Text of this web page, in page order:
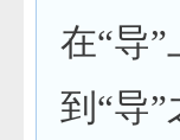
在“导
到“导